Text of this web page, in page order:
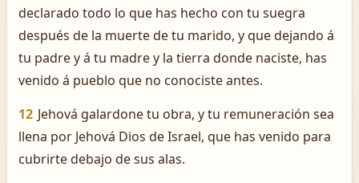
declarado todo lo que has hecho con tu suegra
después de la muerte de tu marido, y que dejando á
tu padre y á tu madre y la tierra donde naciste, has
venido á pueblo que no conociste antes.
12 Jehová galardone tu obra, y tu remuneración sea
llena por Jehová Dios de Israel, que has venido para
cubrirte debajo de sus alas.